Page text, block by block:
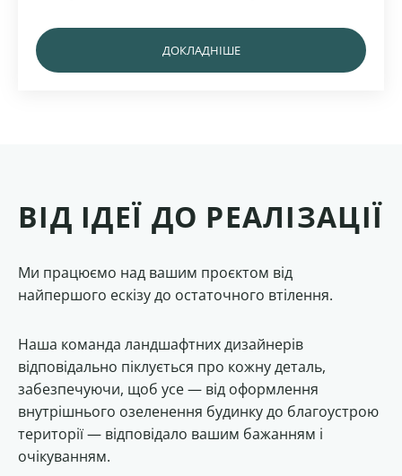
ДОКЛАДНІШЕ
ВІД ІДЕЇ ДО РЕАЛІЗАЦІЇ
Ми працюємо над вашим проєктом від
найпершого ескізу до остаточного втілення.
Наша команда ландшафтних дизайнерів
відповідально піклується про кожну деталь,
забезпечуючи, щоб усе — від оформлення
внутрішнього озеленення будинку до благоустрою
території — відповідало вашим бажанням і
очікуванням.